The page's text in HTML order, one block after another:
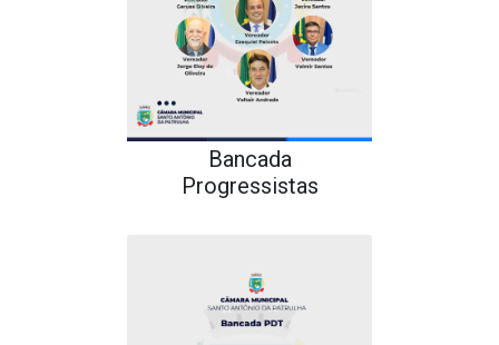
Bancada
Progressistas